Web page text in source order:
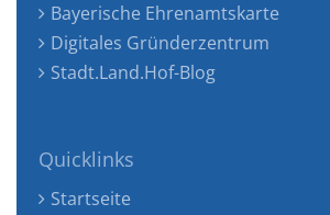
Bayerische Ehrenamtskarte
Digitales Gründerzentrum
Stadt.Land.Hof-Blog
Quicklinks
Startseite